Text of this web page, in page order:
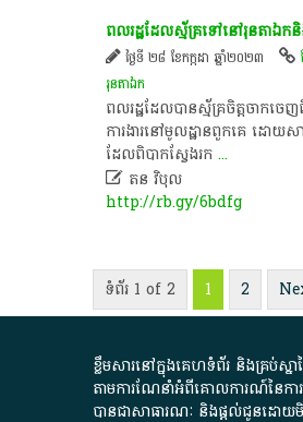
ពលរដ្ឋ​ដែល​ស្ម័គ្រ​ទៅ​នៅ​រុន​តា​ឯក​និ
ថ្ងៃទី ២៨ ខែកក្កដា ឆ្នាំ២០២៣
រុនតាឯក
ពលរដ្ឋ​ដែល​បាន​ស្ម័គ្រចិត្ត​ចាក​ចេ
ការងារ​នៅ​មូលដ្ឋាន​ពួក​គេ​ ដោយ
ដែល​ពិបាក​ស្វែងរក ...
ត​ន​ ​វិបុល​
http://rb.gy/6bdfg
ទំព័រ 1 of 2 1 2
ខ្លឹមសារ​នៅ​ក្នុង​គេហទំព័រ និង​គ្រប់​ស្
តាមការ​ណែនាំ​អំពី​គោលការណ៍​នៃ​កា
បានជា​សាធារណៈ​ និង​ផ្តល់​ជូន​ដោយ​មិ